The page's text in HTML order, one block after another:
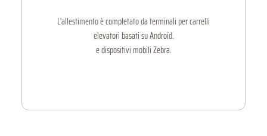
L'allestimento è completato da terminali per carrelli
elevatori basati su Android.
e dispositivi mobili Zebra.